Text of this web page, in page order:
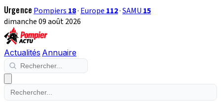
Urgence Pompiers 18· Europe 112·SAMU 15
dimanche 09 août 2026
Actualités Annuaire